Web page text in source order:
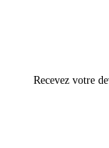
Recevez votre